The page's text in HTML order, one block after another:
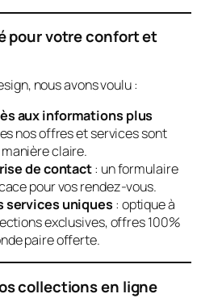
pour votre confort et
nous avons voulu :
aux informations plus
nos offres et services sont
claire.
de contact: un formulaire
pour vos rendez-vous.
services uniques : optique à
exclusives, offres 100%
paire offerte.
collections en ligne